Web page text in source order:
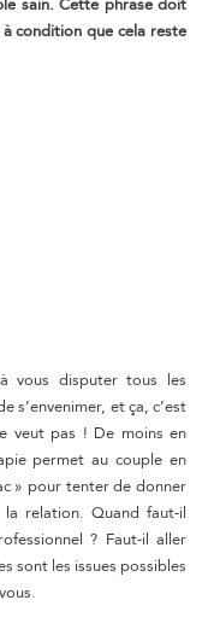
condition que cela reste
vous disputer tous les
s’envenimer, et ça, c’est
veut pas ! De moins en
permet au couple en
» pour tenter de donner
relation. Quand faut-il
? Faut-il aller
sont les issues possibles